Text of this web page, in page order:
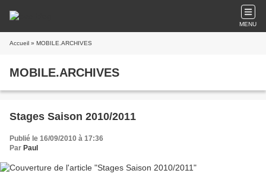
MENU
Accueil » MOBILE.ARCHIVES
MOBILE.ARCHIVES
Stages Saison 2010/2011
Publié le 16/09/2010 à 17:36
Par Paul